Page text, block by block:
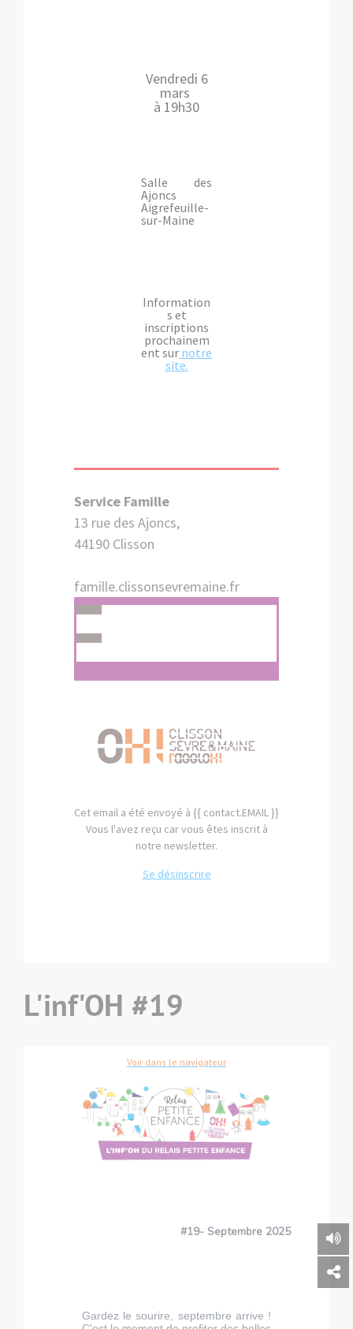
Vendredi 6
mars
à 19h30
Salle des
Ajoncs
Aigrefeuille-
sur-Maine
Information
s et
inscriptions
prochainem
ent sur notre
site.
Service Famille
13 rue des Ajoncs,
44190 Clisson
famille.clissonsevremaine.fr
Cet email a été envoyé à {{ contact.EMAIL }}
Vous l'avez reçu car vous êtes inscrit à
notre newsletter.
Se désinscrire
L'inf'OH #19
Voir dans le navigateur
#19- Septembre 2025
Gardez le sourire, septembre arrive !